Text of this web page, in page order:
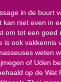
in de buurt
kan niet even in
om tot een goed
is ook vakkennis
weten
of Uden
op de Wat